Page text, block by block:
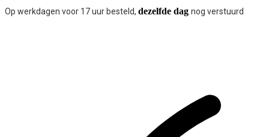
Op werkdagen voor 17 uur besteld, dezelfde dag nog verstuurd